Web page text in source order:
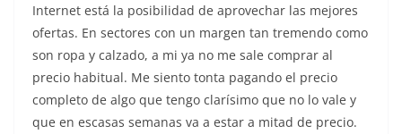
Internet está la posibilidad de aprovechar las mejores
ofertas. En sectores con un margen tan tremendo como
son ropa y calzado, a mi ya no me sale comprar al
precio habitual. Me siento tonta pagando el precio
completo de algo que tengo clarísimo que no lo vale y
que en escasas semanas va a estar a mitad de precio.